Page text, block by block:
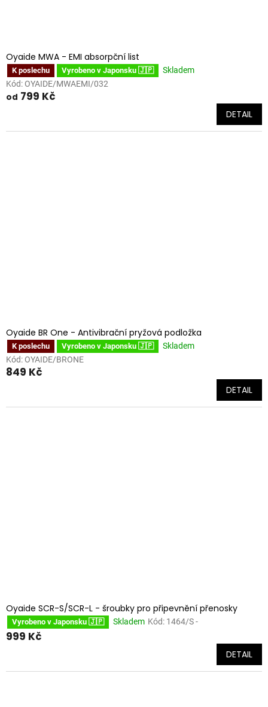
Oyaide MWA - EMI absorpční list
K poslechu Vyrobeno v Japonsku 🇯🇵
Skladem
Kód: OYAIDE/MWAEMI/032
od 799 Kč
DETAIL
Oyaide BR One - Antivibrační pryžová podložka
K poslechu Vyrobeno v Japonsku 🇯🇵
Skladem
Kód: OYAIDE/BRONE
849 Kč
DETAIL
Oyaide SCR-S/SCR-L - šroubky pro připevnění přenosky
Vyrobeno v Japonsku 🇯🇵 Skladem Kód: 1464/S -
999 Kč
DETAIL